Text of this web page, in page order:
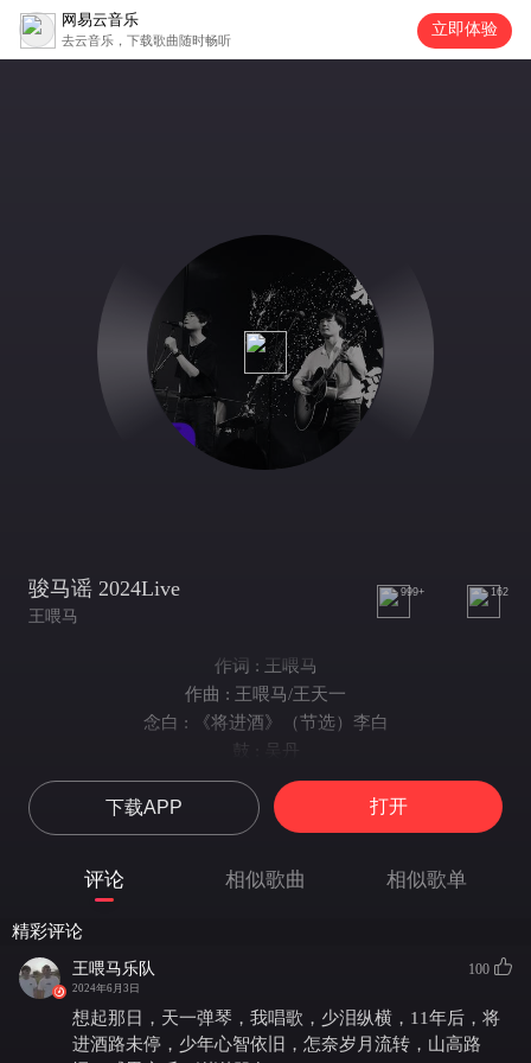
网易云音乐
去云音乐，下载歌曲随时畅听
立即体验
骏马谣 2024Live
王喂马
999+ 162
作词 : 王喂马
作曲 : 王喂马/王天一
念白 : 《将进酒》（节选）李白
鼓 : 吴丹
贝斯 : 强大伟
吉他 : 吴岳寅
键盘 : 周旭栋
后期混音师：陈旭东
不为富贵，拖缰绳
却为枪声，背马鞍
下载APP 打开
评论 相似歌曲 相似歌单
精彩评论
王喂马乐队
2024年6月3日
100
想起那日，天一弹琴，我唱歌，少泪纵横，11年后，将
进酒路未停，少年心智依旧，怎奈岁月流转，山高路